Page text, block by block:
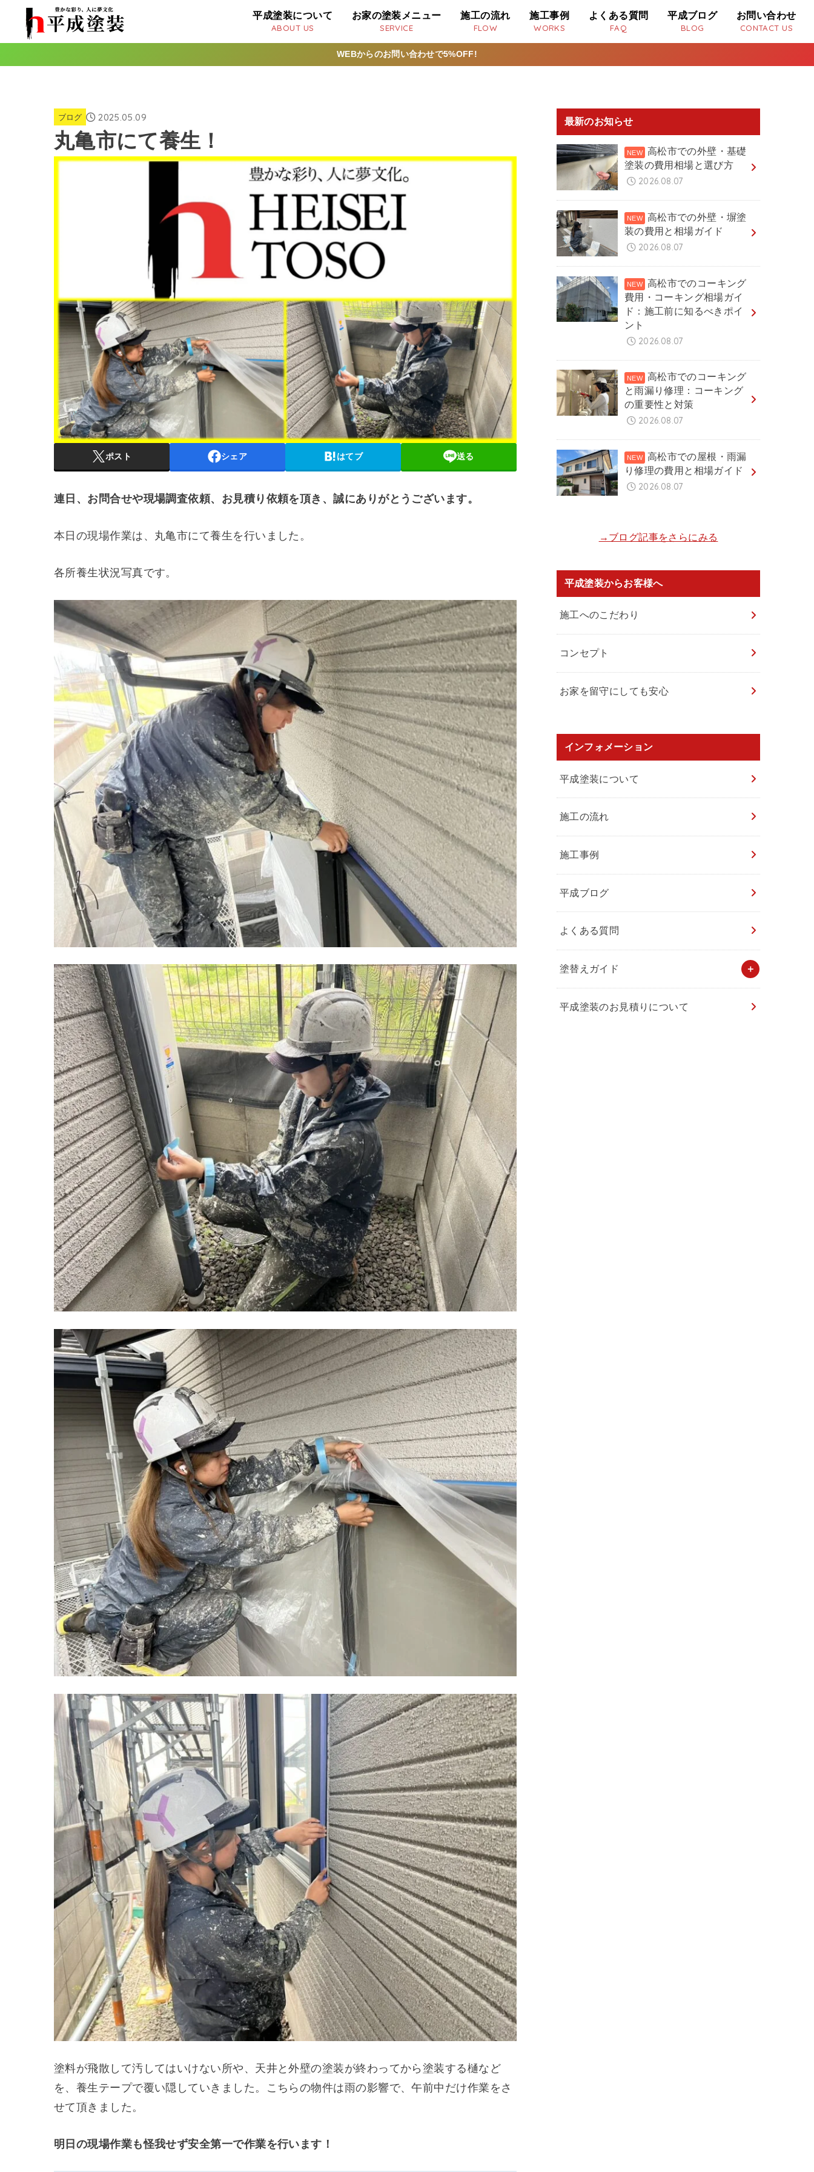
平成塗装について
ABOUT US
お家の塗装メニュー
SERVICE
施工の流れ
FLOW
施工事例
WORKS
よくある質問
FAQ
平成ブログ
BLOG
お問い合わせ
CONTACT US
WEBからのお問い合わせで5%OFF!
ブログ 2025.05.09
丸亀市にて養生！
ポスト シェア はてブ 送る
連日、お問合せや現場調査依頼、お見積り依頼を頂き、誠にありがとうございます。
本日の現場作業は、丸亀市にて養生を行いました。
各所養生状況写真です。
塗料が飛散して汚してはいけない所や、天井と外壁の塗装が終わってから塗装する樋など
を、養生テープで覆い隠していきました。こちらの物件は雨の影響で、午前中だけ作業をさ
せて頂きました。
明日の現場作業も怪我せず安全第一で作業を行います！
最新のお知らせ
高松市での外壁・基礎
塗装の費用相場と選び方
2026.08.07
高松市での外壁・塀塗
装の費用と相場ガイド
2026.08.07
高松市でのコーキング
費用・コーキング相場ガイ
ド：施工前に知るべきポイ
ント
2026.08.07
高松市でのコーキング
と雨漏り修理：コーキング
の重要性と対策
2026.08.07
高松市での屋根・雨漏
り修理の費用と相場ガイド
2026.08.07
→ブログ記事をさらにみる
平成塗装からお客様へ
施工へのこだわり
コンセプト
お家を留守にしても安心
インフォメーション
平成塗装について
施工の流れ
施工事例
平成ブログ
よくある質問
塗替えガイド
平成塗装のお見積りについて